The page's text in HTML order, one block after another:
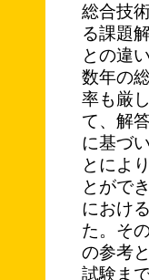
総合技
る課題
との違
数年の
率も厳
て、解
に基づ
とによ
とがで
におけ
た。そ
の参考
試験ま